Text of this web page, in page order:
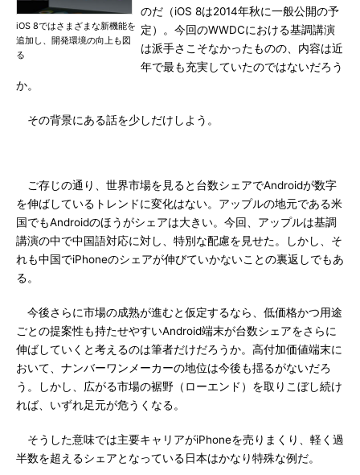
iOS 8ではさまざまな新機能を
追加し、開発環境の向上も図
る
のだ（iOS 8は2014年秋に一般公開の予
定）。今回のWWDCにおける基調講演
は派手さこそなかったものの、内容は近
年で最も充実していたのではないだろう
か。
その背景にある話を少しだけしよう。
ご存じの通り、世界市場を見ると台数シェアでAndroidが数字
を伸ばしているトレンドに変化はない。アップルの地元である米
国でもAndroidのほうがシェアは大きい。今回、アップルは基調
講演の中で中国語対応に対し、特別な配慮を見せた。しかし、そ
れも中国でiPhoneのシェアが伸びていかないことの裏返しでもあ
る。
今後さらに市場の成熟が進むと仮定するなら、低価格かつ用途
ごとの提案性も持たせやすいAndroid端末が台数シェアをさらに
伸ばしていくと考えるのは筆者だけだろうか。高付加価値端末に
おいて、ナンバーワンメーカーの地位は今後も揺るがないだろ
う。しかし、広がる市場の裾野（ローエンド）を取りこぼし続け
れば、いずれ足元が危うくなる。
そうした意味では主要キャリアがiPhoneを売りまくり、軽く過
半数を超えるシェアとなっている日本はかなり特殊な例だ。